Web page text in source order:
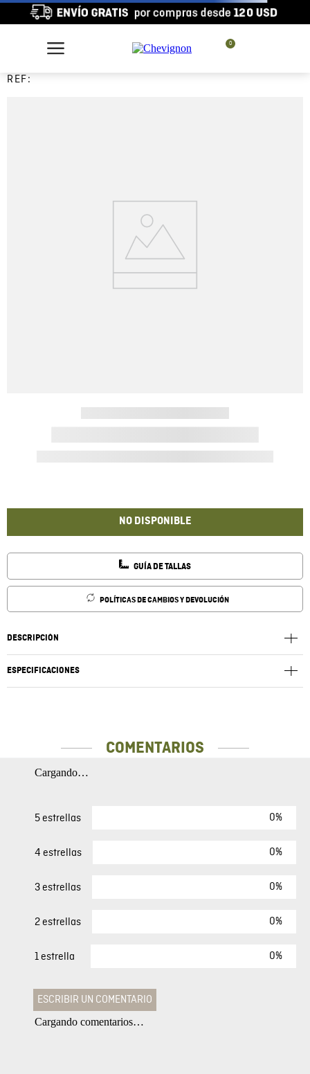
0
REF:
NO DISPONIBLE
GUÍA DE TALLAS
POLÍTICAS DE CAMBIOS Y DEVOLUCIÓN
DESCRIPCIÓN
ESPECIFICACIONES
COMENTARIOS
Cargando…
5 estrellas 0%
4 estrellas 0%
3 estrellas 0%
2 estrellas 0%
1 estrella 0%
ESCRIBIR UN COMENTARIO
Cargando comentarios…